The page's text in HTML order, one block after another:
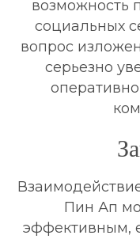
возможность
социальных
вопрос
серьезно
Пин Ап
эффективным,